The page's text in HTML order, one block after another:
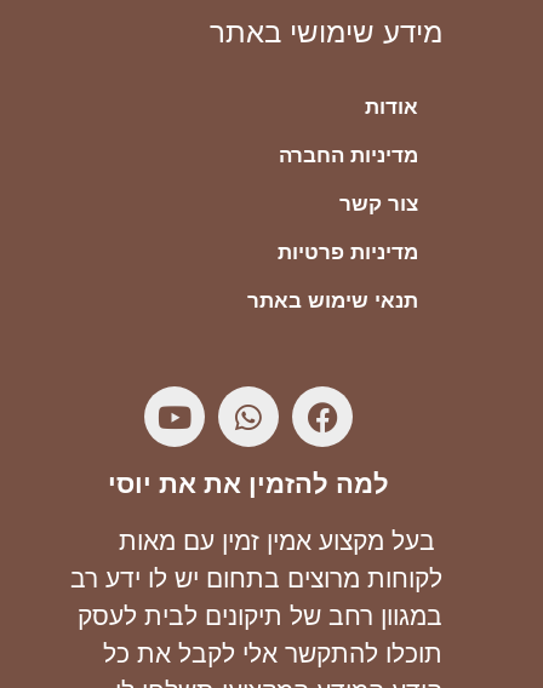
מידע שימושי באתר
אודות
מדיניות החברה
צור קשר
מדיניות פרטיות
תנאי שימוש באתר
למה להזמין את את יוסי
בעל מקצוע אמין זמין עם מאות
לקוחות מרוצים בתחום יש לו ידע רב
במגוון רחב של תיקונים לבית לעסק
תוכלו להתקשר אלי לקבל את כל